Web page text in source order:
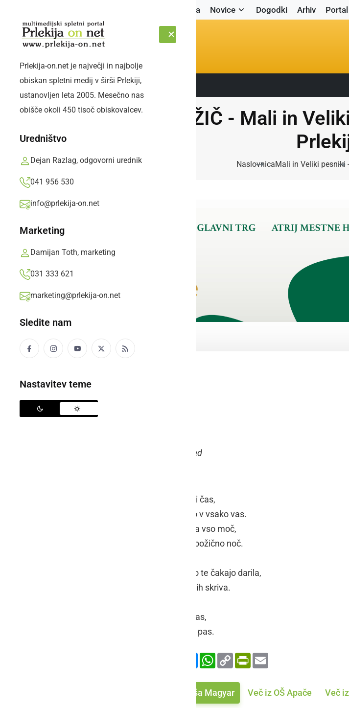
Naslovnica Novice Dogodki Arhiv Portal
PETEK, 7. AVGUST 2026 Sledite nam:
Prlekija-on.net je največji in najbolje
obiskan spletni medij v širši Prlekiji,
ustanovljen leta 2005. Mesečno nas
obišče okoli 450 tisoč obiskovalcev.
Uredništvo
Dejan Razlag, odgovorni urednik
041 956 530
info@prlekija-on.net
Marketing
Damijan Toth, marketing
031 333 621
marketing@prlekija-on.net
Sledite nam
Nastavitev teme
BOŽIČ - Mali in
NaslovnicaMali in Veliki pesniki
OŠ Apače, 7. razred
Prišel je ta božični čas,
ki prinesel je zimo v vsako vas.
Zdaj luči svetijo na vso moč,
komaj čakam na božično noč.
Na božič pod jelko te čakajo darila,
Bog ve, kaj se v njih skriva.
Najlepši božični čas,
ko Božiček zapne pas.
FacebookMessenger
WhatsApp
Copy
Link
PrintFriendly
Več od Nuša Magyar Več iz OŠ Apače Več